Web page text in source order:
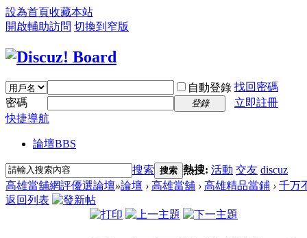
設為首頁收藏本站
開啟輔助訪問 切換到窄版
自動登錄 找回密碼
密碼
登錄
立即註冊
快捷導航
論壇BBS
搜索 搜索 熱搜: 活動 交友 discuz
高雄當舖網評優選論壇»論壇 › 高雄當舖 › 高雄精品當鋪 › 千万
返回列表